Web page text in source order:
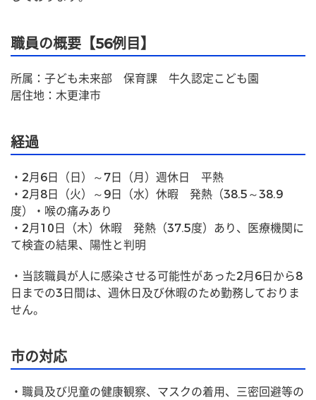
職員の概要【56例目】
所属：子ども未来部　保育課　牛久認定こども園
居住地：木更津市
経過
・2月6日（日）～7日（月）週休日　平熱
・2月8日（火）～9日（水）休暇　発熱（38.5～38.9
度）・喉の痛みあり
・2月10日（木）休暇　発熱（37.5度）あり、医療機関に
て検査の結果、陽性と判明
・当該職員が人に感染させる可能性があった2月6日から8
日までの3日間は、週休日及び休暇のため勤務しておりま
せん。
市の対応
・職員及び児童の健康観察、マスクの着用、三密回避等の